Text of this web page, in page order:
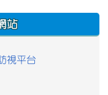
站
視平台